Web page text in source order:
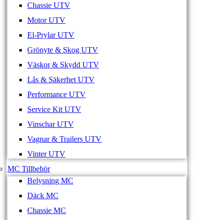
Chassie UTV
Motor UTV
El-Prylar UTV
Grönyte & Skog UTV
Väskor & Skydd UTV
Lås & Säkerhet UTV
Performance UTV
Service Kit UTV
Vinschar UTV
Vagnar & Trailers UTV
Vinter UTV
MC Tillbehör
Belysning MC
Däck MC
Chassie MC